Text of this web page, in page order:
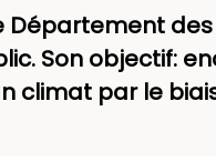
Département
Son objectif:
climat par le